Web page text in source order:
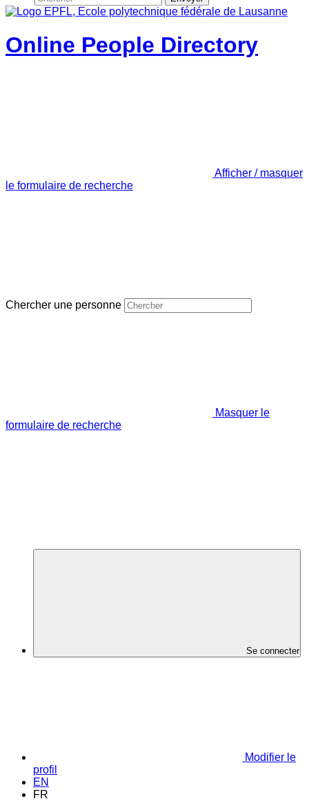
Online People Directory
Afficher / masquer
le formulaire de recherche
Chercher une personne
Masquer le
formulaire de recherche
Se connecter
Modifier le
profil
EN
FR